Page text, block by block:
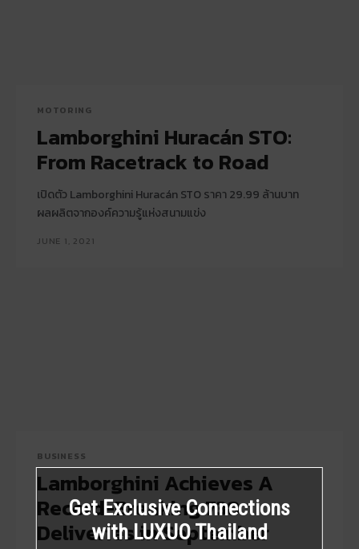
MOTORING
Lamborghini Huracán STO:
From Racetrack to Road
เปิดตัว Lamborghini Huracán STO ราคา 29.99 ล้านบาท
ผลผลิตจากองค์ความรู้แห่งสนามแข่ง
JUNE 1, 2021
BUSINESS
Lamborghini Achieves A
Record-Breaking 738
Deliveries in September
Get Exclusive Connections
with LUXUO Thailand